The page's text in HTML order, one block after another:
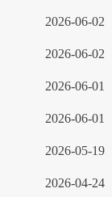
2026-06-02
2026-06-02
2026-06-01
2026-06-01
2026-05-19
2026-04-24